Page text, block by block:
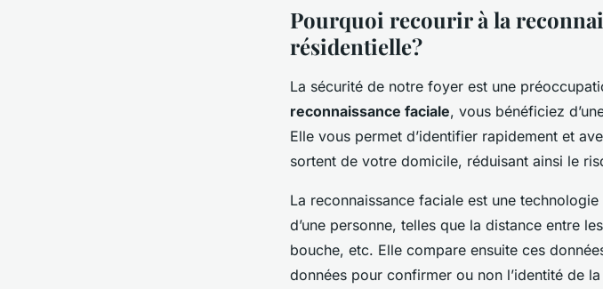
Pourquoi recourir à la
résidentielle?
La sécurité de notre foyer est une
reconnaissance faciale, vous bénéficiez
Elle vous permet d’identifier rapidement et
sortent de votre domicile, réduisant ainsi le
La reconnaissance faciale est une
d’une personne, telles que la distance entre
bouche, etc. Elle compare ensuite ces
données pour confirmer ou non l’identité de